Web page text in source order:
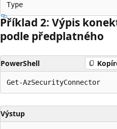
Příklad 2: Výpis
podle předplatného
PowerShell
Výstup